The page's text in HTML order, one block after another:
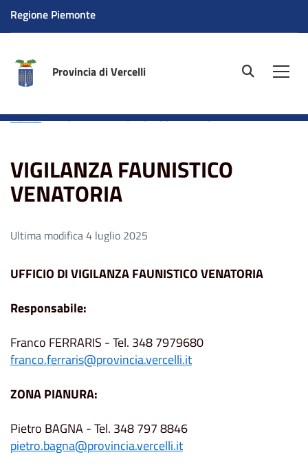
Regione Piemonte
Provincia di Vercelli site.searc
Home VIGILANZA FAUNISTICO VENATORIA
VIGILANZA FAUNISTICO
VENATORIA
Ultima modifica 4 luglio 2025
UFFICIO DI VIGILANZA FAUNISTICO VENATORIA
Responsabile:
Franco FERRARIS - Tel. 348 7979680
franco.ferraris@provincia.vercelli.it
ZONA PIANURA:
Pietro BAGNA - Tel. 348 797 8846
pietro.bagna@provincia.vercelli.it